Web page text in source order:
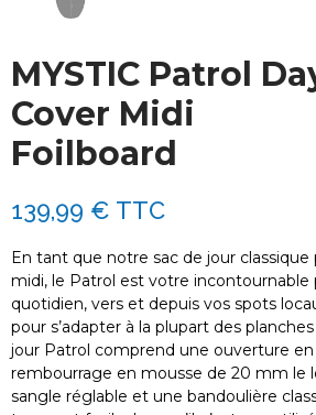
MYSTIC Patrol
Cover Midi
Foilboard
139,99 € TTC
En tant que notre sac de jour classique
midi, le Patrol est votre incontournable
quotidien, vers et depuis vos spots
pour s’adapter à la plupart des
jour Patrol comprend une ouverture
rembourrage en mousse de 20 mm le
sangle réglable et une bandoulière